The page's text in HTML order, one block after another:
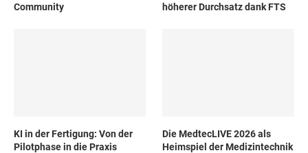
Community
höherer Durchsatz dank FTS
KI in der Fertigung: Von der
Pilotphase in die Praxis
Die MedtecLIVE 2026 als
Heimspiel der Medizintechnik